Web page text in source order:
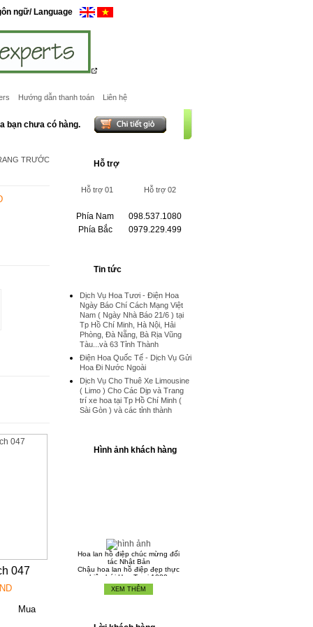
ngữ/ Language
Hướng dẫn thanh toán Liên hệ
bạn chưa có hàng.
TRƯỚC
047
Hỗ trợ
Hỗ trợ 01 Hỗ trợ 02
Phía Nam
098.537.1080
Phía Bắc
0979.229.499
Tin tức
Dịch Vụ Hoa Tươi - Điện Hoa
Ngày Báo Chí Cách Mạng Việt
Nam ( Ngày Nhà Báo 21/6 ) tại
Tp Hồ Chí Minh, Hà Nội, Hải
Phòng, Đà Nẵng, Bà Rịa Vũng
Tàu...và 63 Tỉnh Thành
Điện Hoa Quốc Tế - Dịch Vụ Gửi
Hoa Đi Nước Ngoài
Dịch Vụ Cho Thuê Xe Limousine
( Limo ) Cho Các Dịp và Trang
trí xe hoa tại Tp Hồ Chí Minh (
Sài Gòn ) và các tỉnh thành
Hình ảnh khách hàng
Hoa lan hồ điệp chúc mừng đối
tác Nhật Bản
Chậu hoa lan hồ điệp đẹp thực
hiện bới Hoa Tươi 1080
XEM THÊM